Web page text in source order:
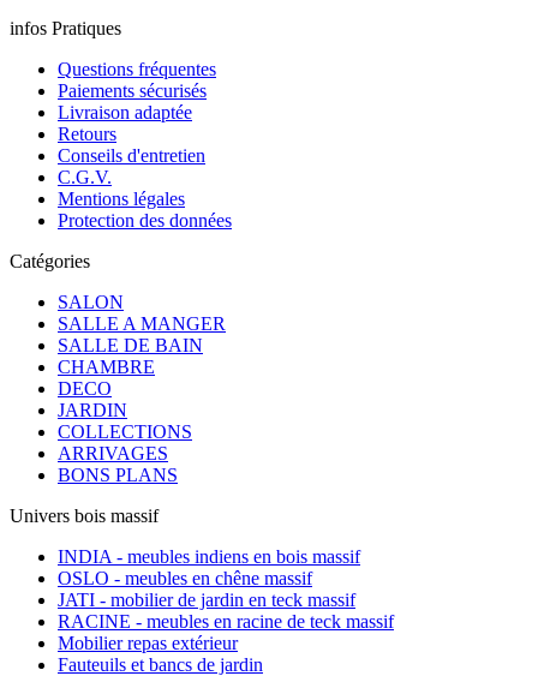
infos Pratiques
Questions fréquentes
Paiements sécurisés
Livraison adaptée
Retours
Conseils d'entretien
C.G.V.
Mentions légales
Protection des données
Catégories
SALON
SALLE A MANGER
SALLE DE BAIN
CHAMBRE
DECO
JARDIN
COLLECTIONS
ARRIVAGES
BONS PLANS
Univers bois massif
INDIA - meubles indiens en bois massif
OSLO - meubles en chêne massif
JATI - mobilier de jardin en teck massif
RACINE - meubles en racine de teck massif
Mobilier repas extérieur
Fauteuils et bancs de jardin